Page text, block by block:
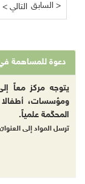
< التالي السابق >
دعوة للمساهمة
يتوجه مركز معاً
ومؤسسات، أطفالا
المحكّمة علمياً.
ترسل المواد إلى